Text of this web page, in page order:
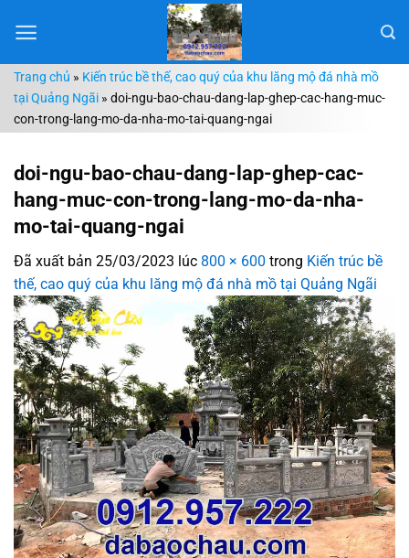
đến
dungTrang chủ » Kiến trúc bề thế, cao quý của khu lăng mộ đá nhà mồ
tại Quảng Ngãi » doi-ngu-bao-chau-dang-lap-ghep-cac-hang-muc-
con-trong-lang-mo-da-nha-mo-tai-quang-ngai
doi-ngu-bao-chau-dang-lap-ghep-cac-
hang-muc-con-trong-lang-mo-da-nha-
mo-tai-quang-ngai
Đã xuất bản 25/03/2023 lúc 800 × 600 trong Kiến trúc bề
thế, cao quý của khu lăng mộ đá nhà mồ tại Quảng Ngãi